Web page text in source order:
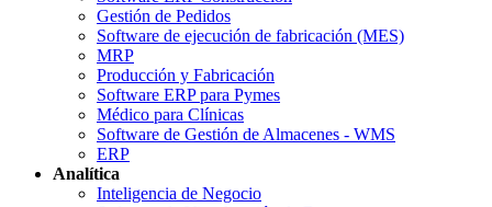
Gestión de Pedidos
Software de ejecución de fabricación (MES)
MRP
Producción y Fabricación
Software ERP para Pymes
Médico para Clínicas
Software de Gestión de Almacenes - WMS
ERP
Analítica
Inteligencia de Negocio